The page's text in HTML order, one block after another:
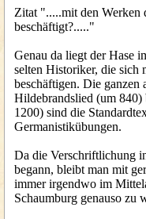
Zitat ".....mit den Werken
beschäftigt?....."
Genau da liegt der Hase
selten Historiker, die sich
beschäftigen. Die ganzen
Hildebrandslied (um
1200) sind die
Germanistikübungen.
Da die Verschriftlichung
begann, bleibt man mit
immer irgendwo im
Schaumburg genauso zu